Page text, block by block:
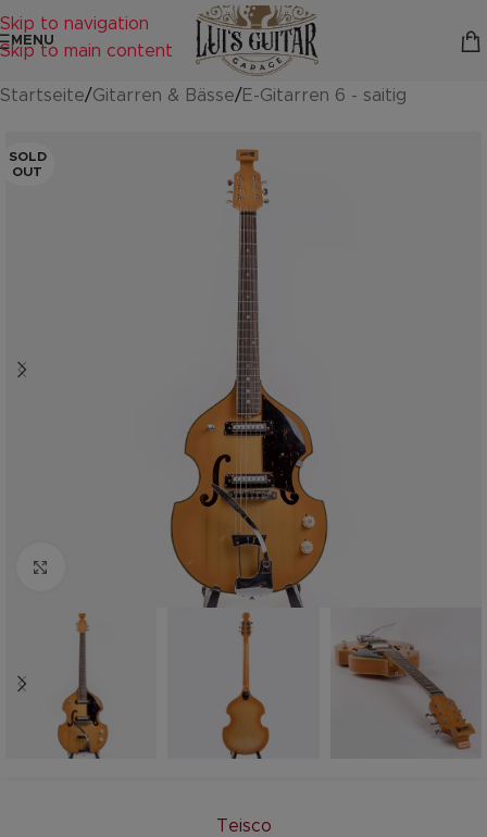
Skip to navigation
Skip to main content
MENU
Startseite/Gitarren & Bässe/E-Gitarren 6 - saitig
SOLD
OUT
Zum vergrößern anklicken
Teisco